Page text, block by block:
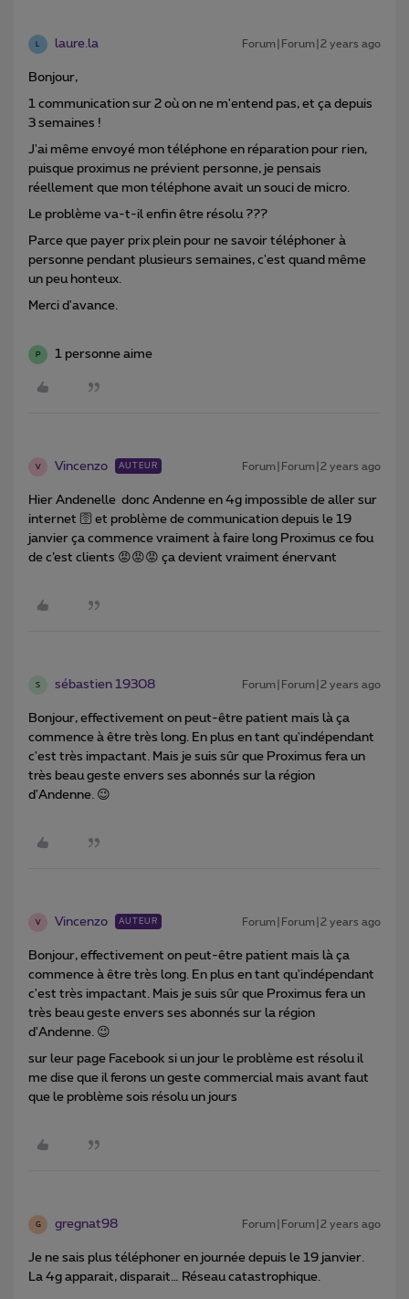
laure.la Forum|Forum|2 years ago
Bonjour,
1 communication sur 2 où on ne m'entend pas, et ça depuis
3 semaines !
J'ai même envoyé mon téléphone en réparation pour rien,
puisque proximus ne prévient personne, je pensais
réellement que mon téléphone avait un souci de micro.
Le problème va-t-il enfin être résolu ???
Parce que payer prix plein pour ne savoir téléphoner à
personne pendant plusieurs semaines, c'est quand même
un peu honteux.
Merci d'avance.
P 1 personne aime
V Vincenzo AUTEUR Forum|Forum|2 years ago
Hier Andenelle donc Andenne en 4g impossible de aller sur
internet 🛜 et problème de communication depuis le 19
janvier ça commence vraiment à faire long Proximus ce fou
de c’est clients 😡😡😡 ça devient vraiment énervant
S sébastien 19308 Forum|Forum|2 years ago
Bonjour, effectivement on peut-être patient mais là ça
commence à être très long. En plus en tant qu'indépendant
c'est très impactant. Mais je suis sûr que Proximus fera un
très beau geste envers ses abonnés sur la région
d'Andenne. 😉
V Vincenzo AUTEUR Forum|Forum|2 years ago
Bonjour, effectivement on peut-être patient mais là ça
commence à être très long. En plus en tant qu'indépendant
c'est très impactant. Mais je suis sûr que Proximus fera un
très beau geste envers ses abonnés sur la région
d'Andenne. 😉
sur leur page Facebook si un jour le problème est résolu il
me dise que il ferons un geste commercial mais avant faut
que le problème sois résolu un jours
G gregnat98 Forum|Forum|2 years ago
Je ne sais plus téléphoner en journée depuis le 19 janvier.
La 4g apparait, disparait… Réseau catastrophique.